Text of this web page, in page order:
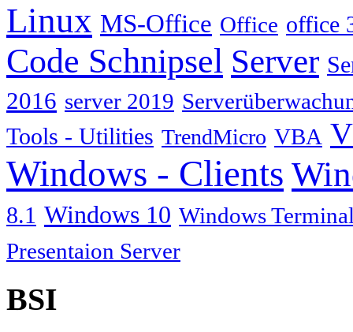
Linux MS-Office Office office
Code Schnipsel Server
2016 server 2019
Tools - Utilities TrendMicro VBA
Windows - Clients
8.1 Windows 10 Windows
Presentaion Server
BSI